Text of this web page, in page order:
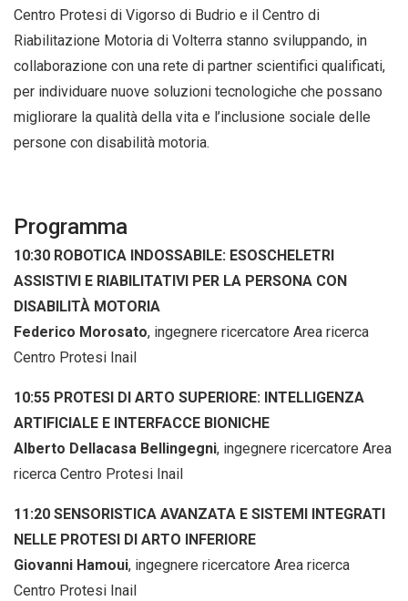
Centro Protesi di Vigorso di Budrio e il Centro di
Riabilitazione Motoria di Volterra stanno sviluppando, in
collaborazione con una rete di partner scientifici qualificati,
per individuare nuove soluzioni tecnologiche che possano
migliorare la qualità della vita e l’inclusione sociale delle
persone con disabilità motoria.
Programma
10:30 ROBOTICA INDOSSABILE: ESOSCHELETRI
ASSISTIVI E RIABILITATIVI PER LA PERSONA CON
DISABILITÀ MOTORIA
Federico Morosato, ingegnere ricercatore Area ricerca
Centro Protesi Inail
10:55 PROTESI DI ARTO SUPERIORE: INTELLIGENZA
ARTIFICIALE E INTERFACCE BIONICHE
Alberto Dellacasa Bellingegni, ingegnere ricercatore Area
ricerca Centro Protesi Inail
11:20 SENSORISTICA AVANZATA E SISTEMI INTEGRATI
NELLE PROTESI DI ARTO INFERIORE
Giovanni Hamoui, ingegnere ricercatore Area ricerca
Centro Protesi Inail